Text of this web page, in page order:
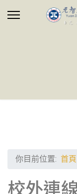
你目前位置: 首頁
校外連